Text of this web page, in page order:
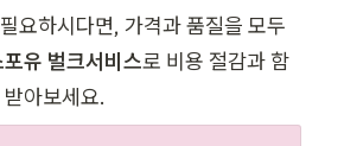
요하시다면, 가격과 품질을 모두
포유 벌크서비스로 비용 절감과 함
아보세요.